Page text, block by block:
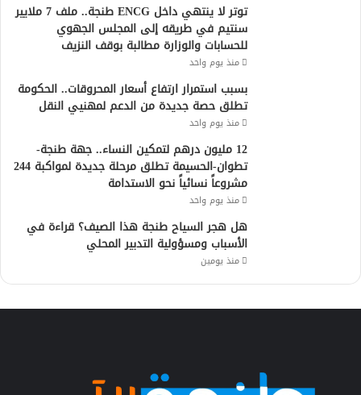
توتر لا ينتهي داخل ENCG طنجة.. ملف 7 ملايير
سنتيم في طريقه إلى المجلس الجهوي
للحسابات والوزارة مطالبة بوقف النزيف
منذ يوم واحد
بسبب استمرار ارتفاع أسعار المحروقات.. الحكومة
تطلق حصة جديدة من الدعم لمهنيي النقل
منذ يوم واحد
12 مليون درهم لتمكين النساء.. جهة طنجة-
تطوان-الحسيمة تطلق مرحلة جديدة لمواكبة 244
مشروعاً نسائياً نحو الاستدامة
منذ يوم واحد
هل هجر السياح طنجة هذا الصيف؟ قراءة في
الأسباب ومسؤولية التدبير المحلي
منذ يومين